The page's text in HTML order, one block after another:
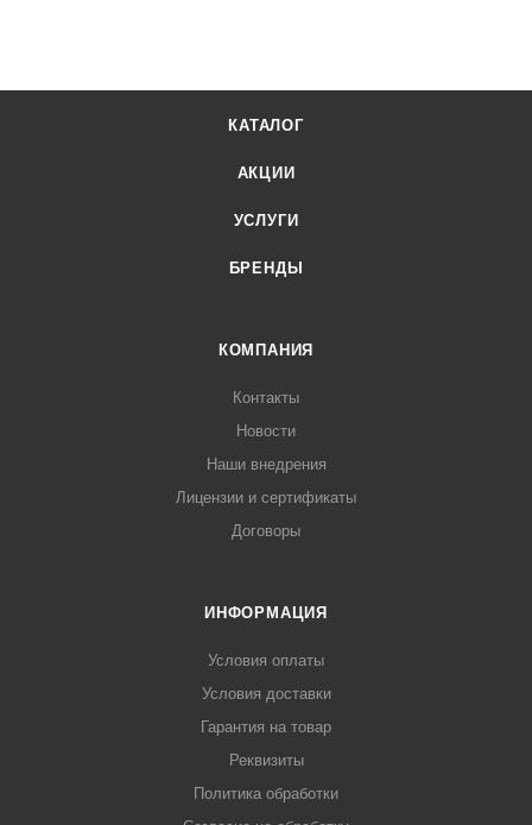
КАТАЛОГ
АКЦИИ
УСЛУГИ
БРЕНДЫ
КОМПАНИЯ
Контакты
Новости
Наши внедрения
Лицензии и сертификаты
Договоры
ИНФОРМАЦИЯ
Условия оплаты
Условия доставки
Гарантия на товар
Реквизиты
Политика обработки